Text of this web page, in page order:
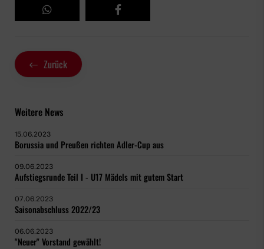
Zurück
Weitere News
15.06.2023
Borussia und Preußen richten Adler-Cup aus
09.06.2023
Aufstiegsrunde Teil I - U17 Mädels mit gutem Start
07.06.2023
Saisonabschluss 2022/23
06.06.2023
"Neuer" Vorstand gewählt!